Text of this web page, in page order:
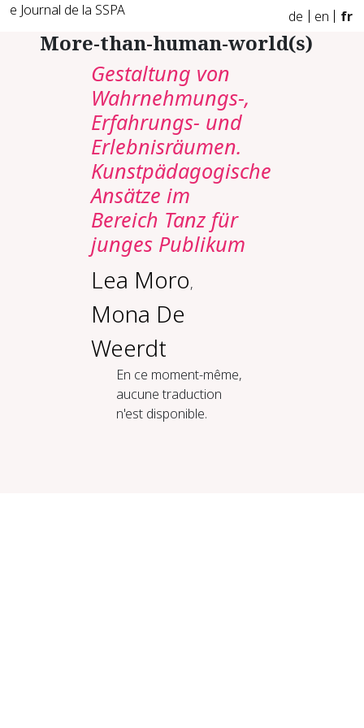
e Journal de la SSPA de en fr
More-than-human-world(s)
Gestaltung von
Wahrnehmungs-,
Erfahrungs- und
Erlebnisräumen.
Kunstpädagogische
Ansätze im
Bereich Tanz für
junges Publikum
Lea Moro,
Mona De
Weerdt
En ce moment-même,
aucune traduction
n'est disponible.